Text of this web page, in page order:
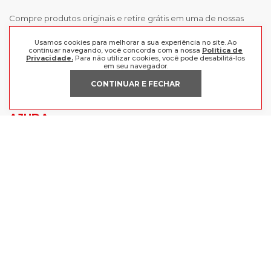
Usamos cookies para melhorar a sua experiência no site. Ao
continuar navegando, você concorda com a nossa Política de
Privacidade. Para não utilizar cookies, você pode desabilitá-los
em seu navegador.
CONTINUAR E FECHAR
Compre produtos originais e retire grátis em uma de nossas
lojas, ou receba em casa comprando as melhores marcas aqui.
Frete grátis a partir de R$199 para o Sul e Sudeste.
INSTITUCIONAL
Nossas Lojas
Trabalhe Conosco
AJUDA